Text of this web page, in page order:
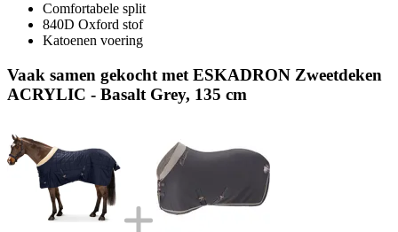
Comfortabele split
840D Oxford stof
Katoenen voering
Vaak samen gekocht met ESKADRON Zweetdeken
ACRYLIC - Basalt Grey, 135 cm